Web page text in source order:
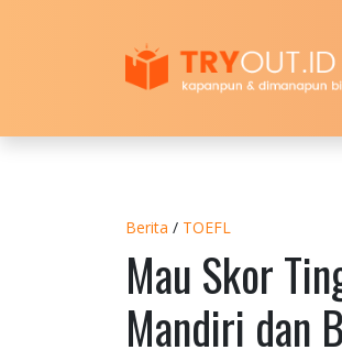
Berita / TOEFL
Mau Skor
Mandiri dan